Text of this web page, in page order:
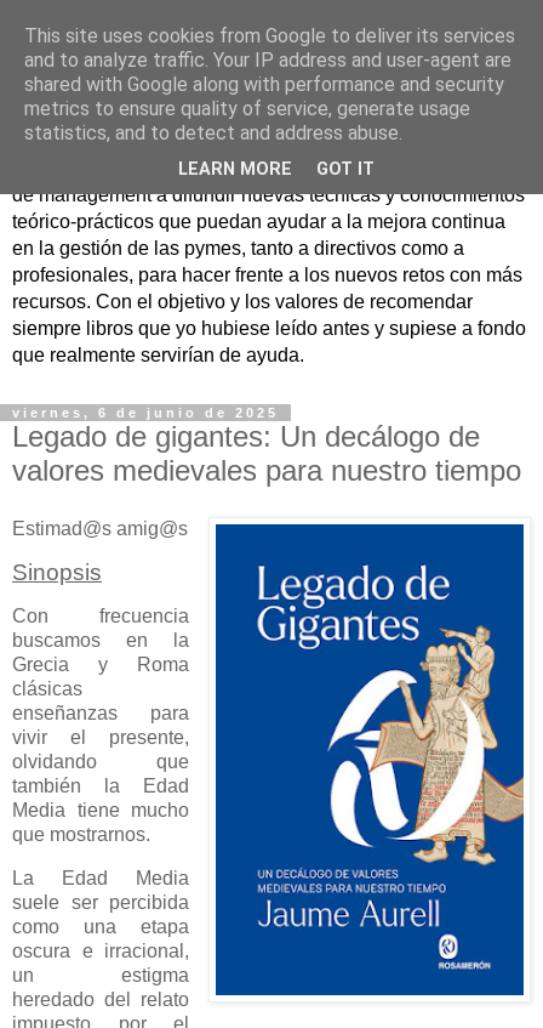
Nuevo Viernes - Nuevo
Libro
Nace con la misión de ayudar mediante la lectura de libros
de management a difundir nuevas técnicas y conocimientos
teórico-prácticos que puedan ayudar a la mejora continua
en la gestión de las pymes, tanto a directivos como a
profesionales, para hacer frente a los nuevos retos con más
recursos. Con el objetivo y los valores de recomendar
siempre libros que yo hubiese leído antes y supiese a fondo
que realmente servirían de ayuda.
viernes, 6 de junio de 2025
Legado de gigantes: Un decálogo de
valores medievales para nuestro tiempo
Estimad@s amig@s
Sinopsis
Con frecuencia
buscamos en la
Grecia y Roma
clásicas
enseñanzas para
vivir el presente,
olvidando que
también la Edad
Media tiene mucho
que mostrarnos.
La Edad Media
suele ser percibida
como una etapa
oscura e irracional,
un estigma
heredado del relato
This site uses cookies from Google to deliver its services
and to analyze traffic. Your IP address and user-agent are
shared with Google along with performance and security
metrics to ensure quality of service, generate usage
statistics, and to detect and address abuse.
LEARN MORE GOT IT